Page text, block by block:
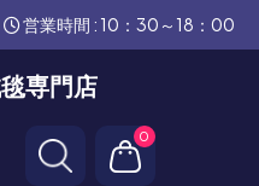
営業時間 : 10：30～18：00
専門店
0